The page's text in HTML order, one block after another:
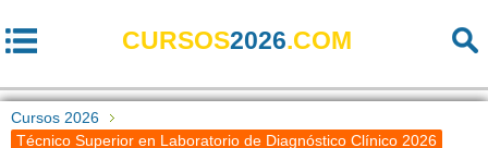
CURSOS2026.COM
Cursos 2026
Técnico Superior en Laboratorio de Diagnóstico Clínico 2026